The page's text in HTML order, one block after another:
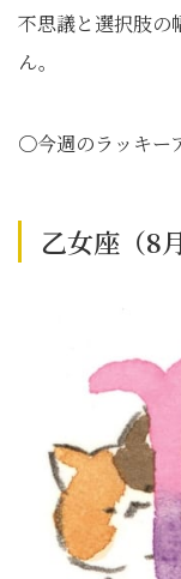
不思議と選択肢の
ん。
〇今週のラッキー
乙女座（8